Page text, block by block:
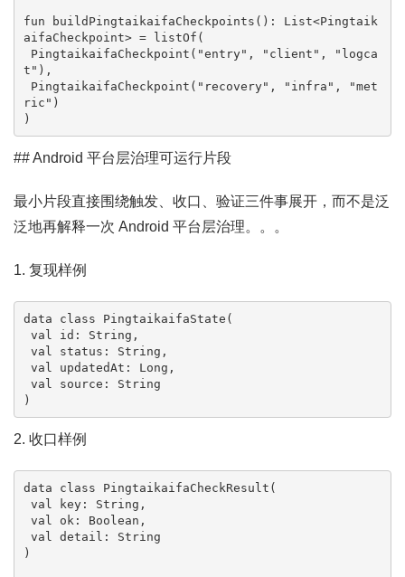
fun buildPingtaikaifaCheckpoints(): List<Pingtaik
aifaCheckpoint> = listOf(
t"),
ric")
)
## Android 平台层治理可运行片段
最小片段直接围绕触发、收口、验证三件事展开，而不是泛
泛地再解释一次 Android 平台层治理。。。
1. 复现样例
data class PingtaikaifaState(
)
2. 收口样例
data class PingtaikaifaCheckResult(
)